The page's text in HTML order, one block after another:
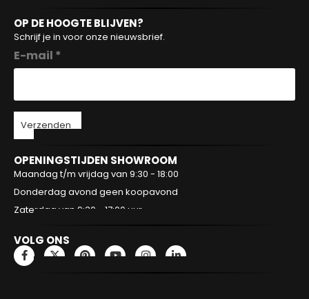
OP DE HOOGTE BLIJVEN?
Schrijf je in voor onze nieuwsbrief.
E-mail *
Verzenden
OPENINGSTIJDEN SHOWROOM
Maandag t/m vrijdag van 9:30 - 18:00
Donderdag avond geen koopavond
Zaterdag van 9:30 - 17:00 uur
VOLG ONS